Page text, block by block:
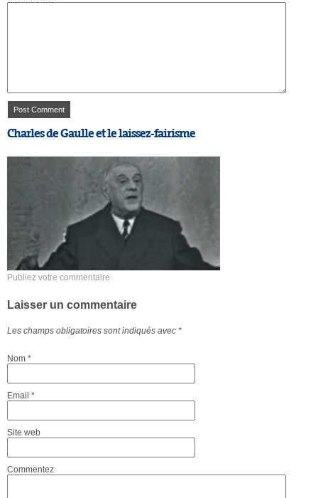
Charles de Gaulle et le laissez-fairisme
Publiez votre commentaire
Laisser un commentaire
Les champs obligatoires sont indiqués avec *
Nom *
Email *
Site web
Commentez